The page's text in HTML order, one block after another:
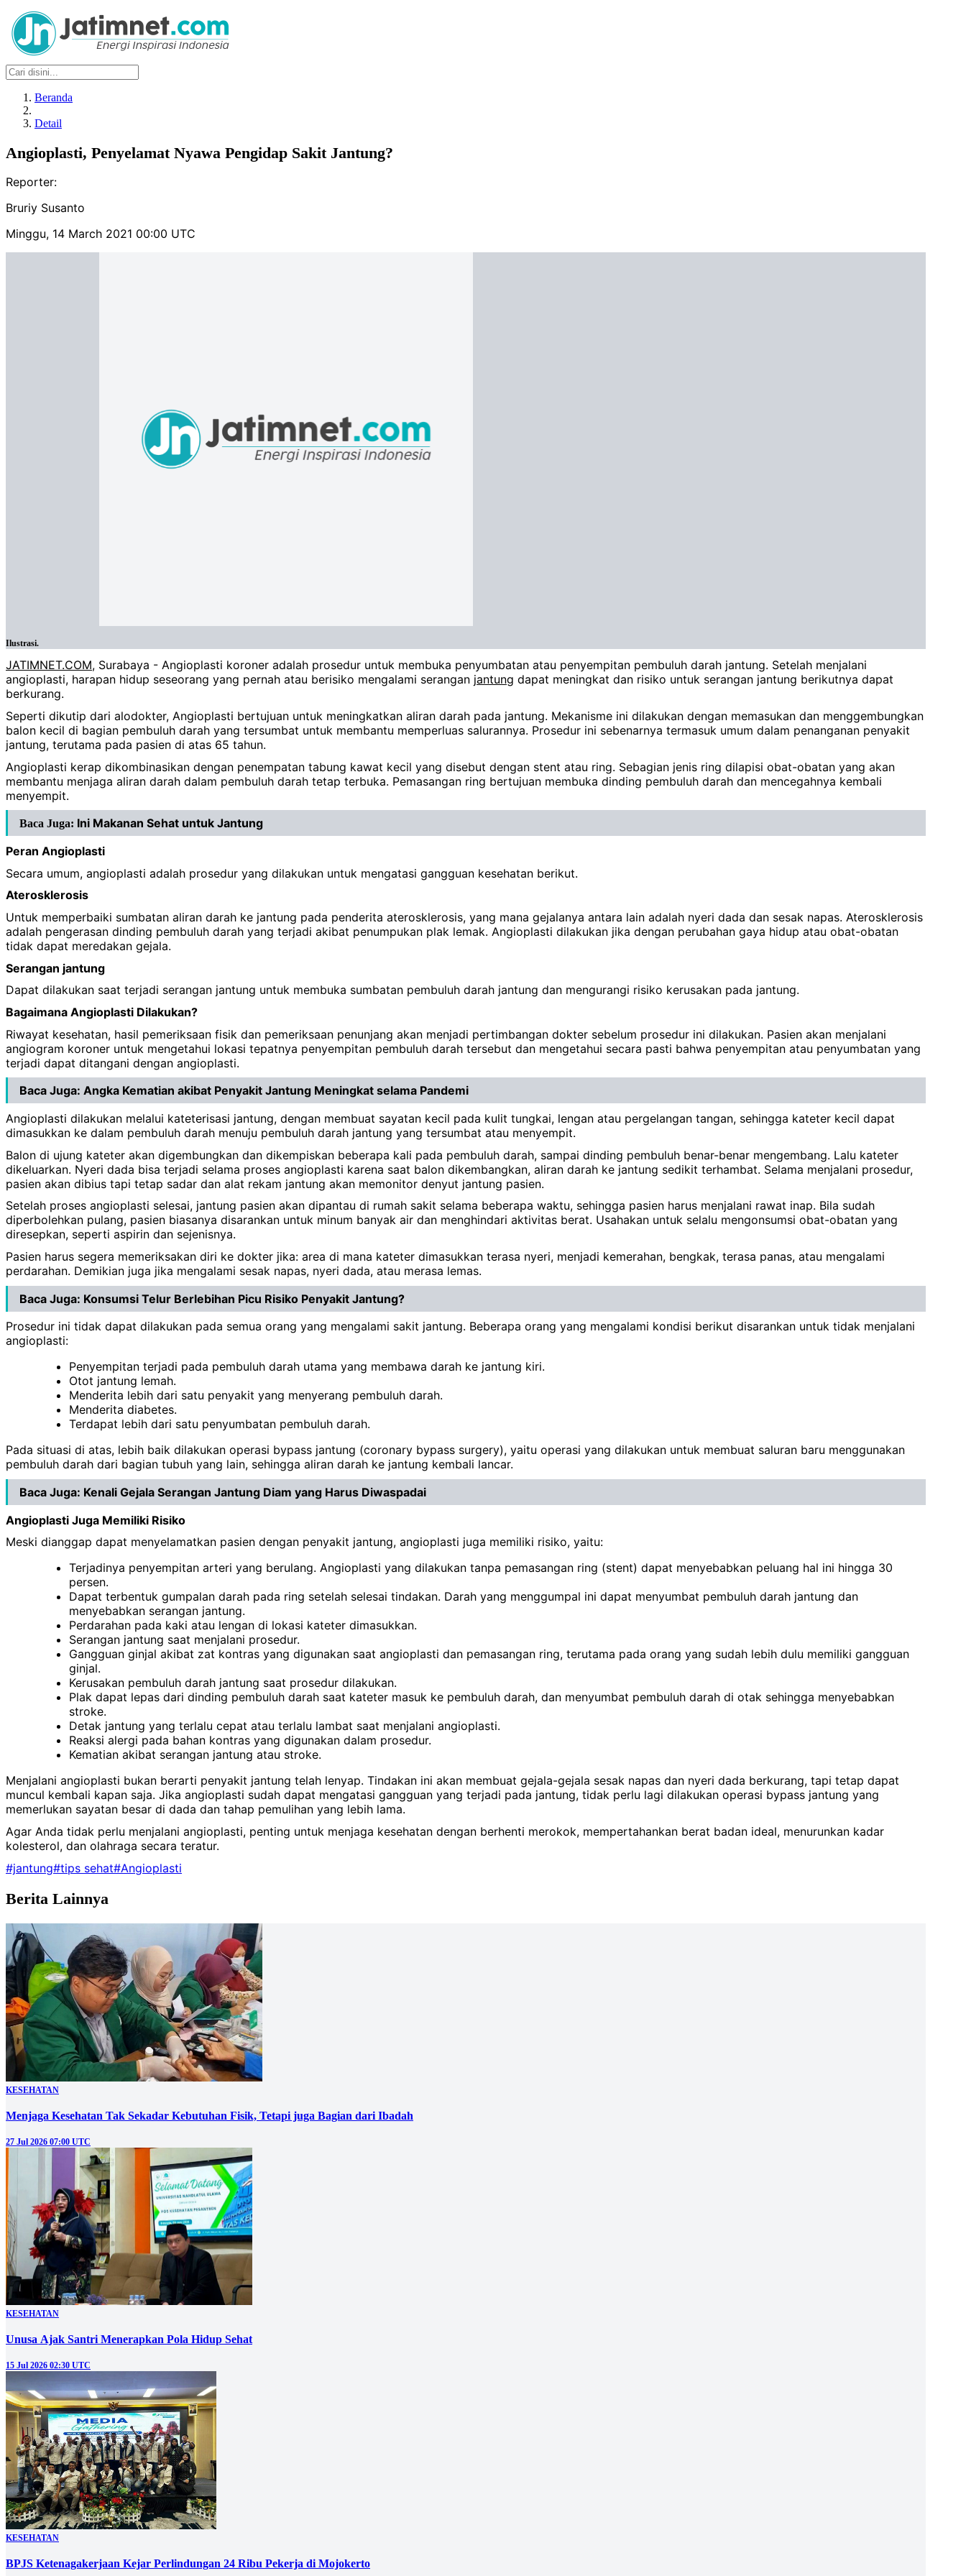
Beranda
Detail
Angioplasti, Penyelamat Nyawa Pengidap Sakit Jantung?
Reporter:
Bruriy Susanto
Minggu, 14 March 2021 00:00 UTC
Ilustrasi.
JATIMNET.COM, Surabaya - Angioplasti koroner adalah prosedur untuk membuka penyumbatan atau penyempitan pembuluh darah jantung. Setelah menjalani
angioplasti, harapan hidup seseorang yang pernah atau berisiko mengalami serangan jantung dapat meningkat dan risiko untuk serangan jantung berikutnya dapat
berkurang.
Seperti dikutip dari alodokter, Angioplasti bertujuan untuk meningkatkan aliran darah pada jantung. Mekanisme ini dilakukan dengan memasukan dan menggembungkan
balon kecil di bagian pembuluh darah yang tersumbat untuk membantu memperluas salurannya. Prosedur ini sebenarnya termasuk umum dalam penanganan penyakit
jantung, terutama pada pasien di atas 65 tahun.
Angioplasti kerap dikombinasikan dengan penempatan tabung kawat kecil yang disebut dengan stent atau ring. Sebagian jenis ring dilapisi obat-obatan yang akan
membantu menjaga aliran darah dalam pembuluh darah tetap terbuka. Pemasangan ring bertujuan membuka dinding pembuluh darah dan mencegahnya kembali
menyempit.
Baca Juga: Ini Makanan Sehat untuk Jantung
Peran Angioplasti
Secara umum, angioplasti adalah prosedur yang dilakukan untuk mengatasi gangguan kesehatan berikut.
Aterosklerosis
Untuk memperbaiki sumbatan aliran darah ke jantung pada penderita aterosklerosis, yang mana gejalanya antara lain adalah nyeri dada dan sesak napas. Aterosklerosis
adalah pengerasan dinding pembuluh darah yang terjadi akibat penumpukan plak lemak. Angioplasti dilakukan jika dengan perubahan gaya hidup atau obat-obatan
tidak dapat meredakan gejala.
Serangan jantung
Dapat dilakukan saat terjadi serangan jantung untuk membuka sumbatan pembuluh darah jantung dan mengurangi risiko kerusakan pada jantung.
Bagaimana Angioplasti Dilakukan?
Riwayat kesehatan, hasil pemeriksaan fisik dan pemeriksaan penunjang akan menjadi pertimbangan dokter sebelum prosedur ini dilakukan. Pasien akan menjalani
angiogram koroner untuk mengetahui lokasi tepatnya penyempitan pembuluh darah tersebut dan mengetahui secara pasti bahwa penyempitan atau penyumbatan yang
terjadi dapat ditangani dengan angioplasti.
Baca Juga: Angka Kematian akibat Penyakit Jantung Meningkat selama Pandemi
Angioplasti dilakukan melalui kateterisasi jantung, dengan membuat sayatan kecil pada kulit tungkai, lengan atau pergelangan tangan, sehingga kateter kecil dapat
dimasukkan ke dalam pembuluh darah menuju pembuluh darah jantung yang tersumbat atau menyempit.
Balon di ujung kateter akan digembungkan dan dikempiskan beberapa kali pada pembuluh darah, sampai dinding pembuluh benar-benar mengembang. Lalu kateter
dikeluarkan. Nyeri dada bisa terjadi selama proses angioplasti karena saat balon dikembangkan, aliran darah ke jantung sedikit terhambat. Selama menjalani prosedur,
pasien akan dibius tapi tetap sadar dan alat rekam jantung akan memonitor denyut jantung pasien.
Setelah proses angioplasti selesai, jantung pasien akan dipantau di rumah sakit selama beberapa waktu, sehingga pasien harus menjalani rawat inap. Bila sudah
diperbolehkan pulang, pasien biasanya disarankan untuk minum banyak air dan menghindari aktivitas berat. Usahakan untuk selalu mengonsumsi obat-obatan yang
diresepkan, seperti aspirin dan sejenisnya.
Pasien harus segera memeriksakan diri ke dokter jika: area di mana kateter dimasukkan terasa nyeri, menjadi kemerahan, bengkak, terasa panas, atau mengalami
perdarahan. Demikian juga jika mengalami sesak napas, nyeri dada, atau merasa lemas.
Baca Juga: Konsumsi Telur Berlebihan Picu Risiko Penyakit Jantung?
Prosedur ini tidak dapat dilakukan pada semua orang yang mengalami sakit jantung. Beberapa orang yang mengalami kondisi berikut disarankan untuk tidak menjalani
angioplasti:
Penyempitan terjadi pada pembuluh darah utama yang membawa darah ke jantung kiri.
Otot jantung lemah.
Menderita lebih dari satu penyakit yang menyerang pembuluh darah.
Menderita diabetes.
Terdapat lebih dari satu penyumbatan pembuluh darah.
Pada situasi di atas, lebih baik dilakukan operasi bypass jantung (coronary bypass surgery), yaitu operasi yang dilakukan untuk membuat saluran baru menggunakan
pembuluh darah dari bagian tubuh yang lain, sehingga aliran darah ke jantung kembali lancar.
Baca Juga: Kenali Gejala Serangan Jantung Diam yang Harus Diwaspadai
Angioplasti Juga Memiliki Risiko
Meski dianggap dapat menyelamatkan pasien dengan penyakit jantung, angioplasti juga memiliki risiko, yaitu:
Terjadinya penyempitan arteri yang berulang. Angioplasti yang dilakukan tanpa pemasangan ring (stent) dapat menyebabkan peluang hal ini hingga 30
persen.
Dapat terbentuk gumpalan darah pada ring setelah selesai tindakan. Darah yang menggumpal ini dapat menyumbat pembuluh darah jantung dan
menyebabkan serangan jantung.
Perdarahan pada kaki atau lengan di lokasi kateter dimasukkan.
Serangan jantung saat menjalani prosedur.
Gangguan ginjal akibat zat kontras yang digunakan saat angioplasti dan pemasangan ring, terutama pada orang yang sudah lebih dulu memiliki gangguan
ginjal.
Kerusakan pembuluh darah jantung saat prosedur dilakukan.
Plak dapat lepas dari dinding pembuluh darah saat kateter masuk ke pembuluh darah, dan menyumbat pembuluh darah di otak sehingga menyebabkan
stroke.
Detak jantung yang terlalu cepat atau terlalu lambat saat menjalani angioplasti.
Reaksi alergi pada bahan kontras yang digunakan dalam prosedur.
Kematian akibat serangan jantung atau stroke.
Menjalani angioplasti bukan berarti penyakit jantung telah lenyap. Tindakan ini akan membuat gejala-gejala sesak napas dan nyeri dada berkurang, tapi tetap dapat
muncul kembali kapan saja. Jika angioplasti sudah dapat mengatasi gangguan yang terjadi pada jantung, tidak perlu lagi dilakukan operasi bypass jantung yang
memerlukan sayatan besar di dada dan tahap pemulihan yang lebih lama.
Agar Anda tidak perlu menjalani angioplasti, penting untuk menjaga kesehatan dengan berhenti merokok, mempertahankan berat badan ideal, menurunkan kadar
kolesterol, dan olahraga secara teratur.
#jantung#tips sehat#Angioplasti
Berita Lainnya
KESEHATAN
Menjaga Kesehatan Tak Sekadar Kebutuhan Fisik, Tetapi juga Bagian dari Ibadah
27 Jul 2026 07:00 UTC
KESEHATAN
Unusa Ajak Santri Menerapkan Pola Hidup Sehat
15 Jul 2026 02:30 UTC
KESEHATAN
BPJS Ketenagakerjaan Kejar Perlindungan 24 Ribu Pekerja di Mojokerto